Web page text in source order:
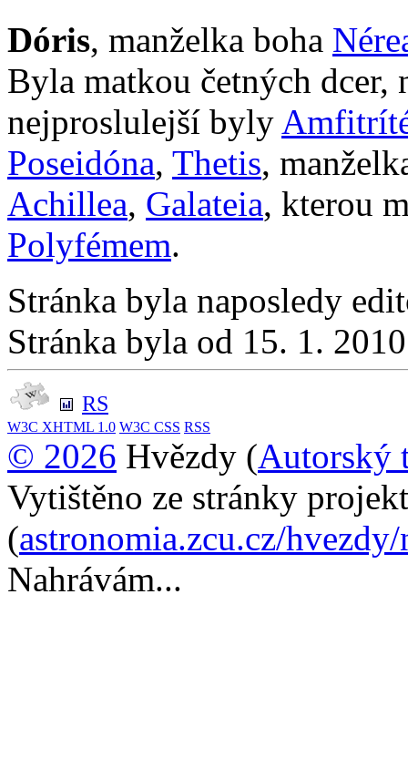
Dóris, manželka boha
Byla matkou četných dcer,
nejproslulejší byly
Poseidóna, Thetis,
Achillea, Galateia, kterou
Polyfémem.
Stránka byla naposledy
Stránka byla od 15. 1.
RS
W3C XHTML 1.0 W3C CSS RSS
© 2026 Hvězdy (Autorský
Vytištěno ze stránky
(astronomia.zcu.cz/
Nahrávám...